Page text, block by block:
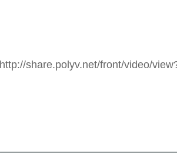
http://share.polyv.net/front/video/